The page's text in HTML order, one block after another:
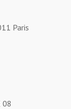
Paris
08